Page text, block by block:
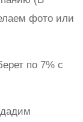
фото или
по 7% с